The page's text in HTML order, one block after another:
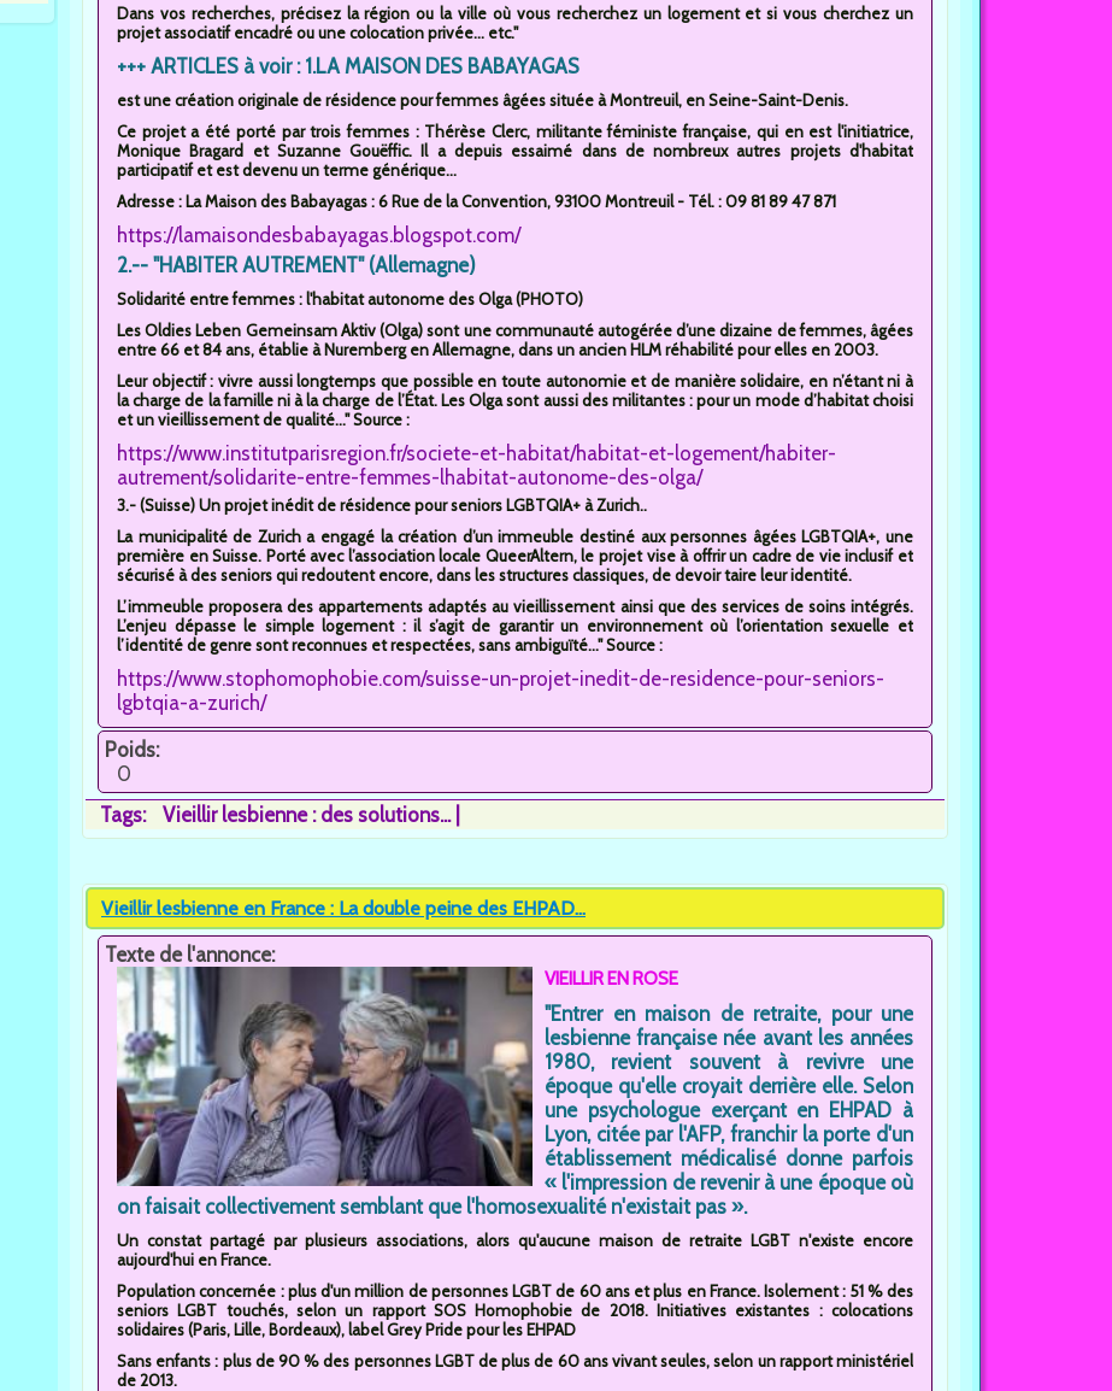
Dans vos recherches, précisez la région ou la ville où vous recherchez un logement et si vous cherchez un
projet associatif encadré ou une colocation privée... etc."
+++ ARTICLES à voir : 1.LA MAISON DES BABAYAGAS
est une création originale de résidence pour femmes âgées située à Montreuil, en Seine-Saint-Denis.
Ce projet a été porté par trois femmes : Thérèse Clerc, militante féministe française, qui en est l'initiatrice,
Monique Bragard et Suzanne Gouëffic. Il a depuis essaimé dans de nombreux autres projets d'habitat
participatif et est devenu un terme générique...
Adresse : La Maison des Babayagas : 6 Rue de la Convention, 93100 Montreuil - Tél. : 09 81 89 47 871
https://lamaisondesbabayagas.blogspot.com/
2.-- "HABITER AUTREMENT" (Allemagne)
Solidarité entre femmes : l'habitat autonome des Olga (PHOTO)
Les Oldies Leben Gemeinsam Aktiv (Olga) sont une communauté autogérée d’une dizaine de femmes, âgées
entre 66 et 84 ans, établie à Nuremberg en Allemagne, dans un ancien HLM réhabilité pour elles en 2003.
Leur objectif : vivre aussi longtemps que possible en toute autonomie et de manière solidaire, en n’étant ni à
la charge de la famille ni à la charge de l’État. Les Olga sont aussi des militantes : pour un mode d’habitat choisi
et un vieillissement de qualité..." Source :
https://www.institutparisregion.fr/societe-et-habitat/habitat-et-logement/habiter-
autrement/solidarite-entre-femmes-lhabitat-autonome-des-olga/
3.- (Suisse) Un projet inédit de résidence pour seniors LGBTQIA+ à Zurich..
La municipalité de Zurich a engagé la création d’un immeuble destiné aux personnes âgées LGBTQIA+, une
première en Suisse. Porté avec l’association locale QueerAltern, le projet vise à offrir un cadre de vie inclusif et
sécurisé à des seniors qui redoutent encore, dans les structures classiques, de devoir taire leur identité.
L’immeuble proposera des appartements adaptés au vieillissement ainsi que des services de soins intégrés.
L’enjeu dépasse le simple logement : il s’agit de garantir un environnement où l’orientation sexuelle et
l’identité de genre sont reconnues et respectées, sans ambiguïté..." Source :
https://www.stophomophobie.com/suisse-un-projet-inedit-de-residence-pour-seniors-
lgbtqia-a-zurich/
Poids:
0
Tags:
Vieillir lesbienne : des solutions...
Vieillir lesbienne en France : La double peine des EHPAD...
Texte de l'annonce:
VIEILLIR EN ROSE
"Entrer en maison de retraite, pour une
lesbienne française née avant les années
1980, revient souvent à revivre une
époque qu'elle croyait derrière elle. Selon
une psychologue exerçant en EHPAD à
Lyon, citée par l'AFP, franchir la porte d'un
établissement médicalisé donne parfois
« l'impression de revenir à une époque où
on faisait collectivement semblant que l'homosexualité n'existait pas ».
Un constat partagé par plusieurs associations, alors qu'aucune maison de retraite LGBT n'existe encore
aujourd'hui en France.
Population concernée : plus d'un million de personnes LGBT de 60 ans et plus en France. Isolement : 51 % des
seniors LGBT touchés, selon un rapport SOS Homophobie de 2018. Initiatives existantes : colocations
solidaires (Paris, Lille, Bordeaux), label Grey Pride pour les EHPAD
Sans enfants : plus de 90 % des personnes LGBT de plus de 60 ans vivant seules, selon un rapport ministériel
de 2013.